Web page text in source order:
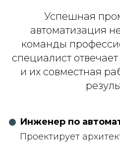
Успешная
автоматизация
команды
специалист
и их совместная
Инженер по
Проектирует